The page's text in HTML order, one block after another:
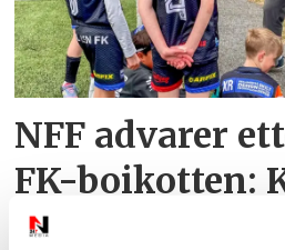
NFF advarer
FK-boikotten:
plassen i serien